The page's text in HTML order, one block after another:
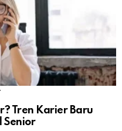
Tren Karier Baru
Senior